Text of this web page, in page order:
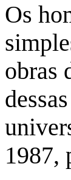
Os
obras
1987,